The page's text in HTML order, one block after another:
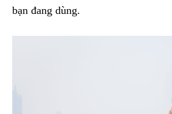
bạn đang dùng.